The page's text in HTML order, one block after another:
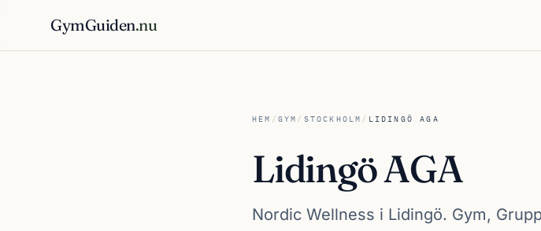
GymGuiden.nu
HEM / GYM / STOCKHOLM / LIDINGÖ AGA
Lidingö AGA
Nordic Wellness i Lidingö. Gym,